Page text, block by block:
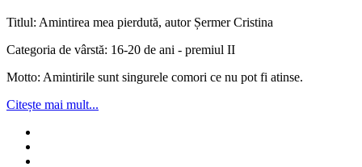
Titlul: Amintirea mea pierdută, autor Șermer Cristina
Categoria de vârstă: 16-20 de ani - premiul II
Motto: Amintirile sunt singurele comori ce nu pot fi atinse.
Citește mai mult...